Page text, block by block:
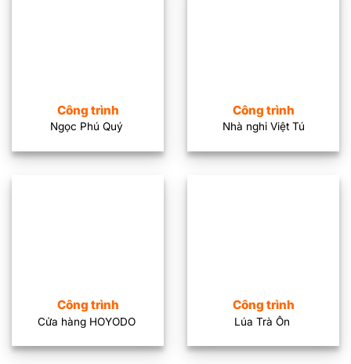
Công trình
Ngọc Phú Quý
Công trình
Nhà nghỉ Việt Tú
Công trình
Cửa hàng HOYODO
Công trình
Lúa Trà Ôn